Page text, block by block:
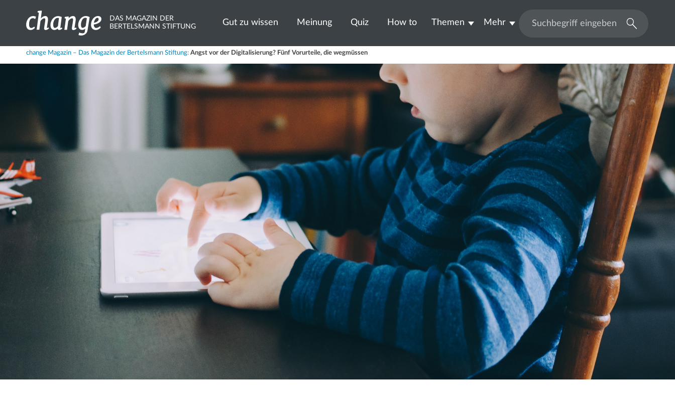
DAS MAGAZIN DER
BERTELSMANN STIFTUNG
Suchen
Gut zu wissen Meinung Quiz How to Themen Mehr
Share
change Magazin – Das Magazin der Bertelsmann Stiftung: Angst vor der Digitalisierung? Fünf Vorurteile, die wegmüssen